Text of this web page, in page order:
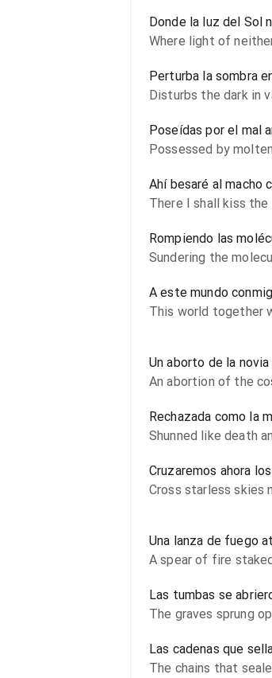
Donde la luz del Sol
Where light of
Perturba la sombra
Disturbs the dark in
Poseídas por el mal
Possessed by
Ahí besaré al macho
There I shall kiss the
Rompiendo las
Sundering the
A este mundo
This world together
Un aborto de la
An abortion of the
Rechazada como la
Shunned like death
Cruzaremos ahora
Cross starless skies
Una lanza de fuego
A spear of fire
Las tumbas se
The graves sprung
Las cadenas que
The chains that